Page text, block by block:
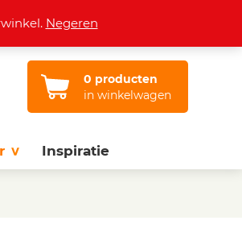
Vacatures
0 producten
in winkelwagen
Inspiratie
Negeren